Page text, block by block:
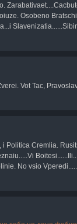
Osobeno
Vot Tac,
Politica Cremlia.
No vsio